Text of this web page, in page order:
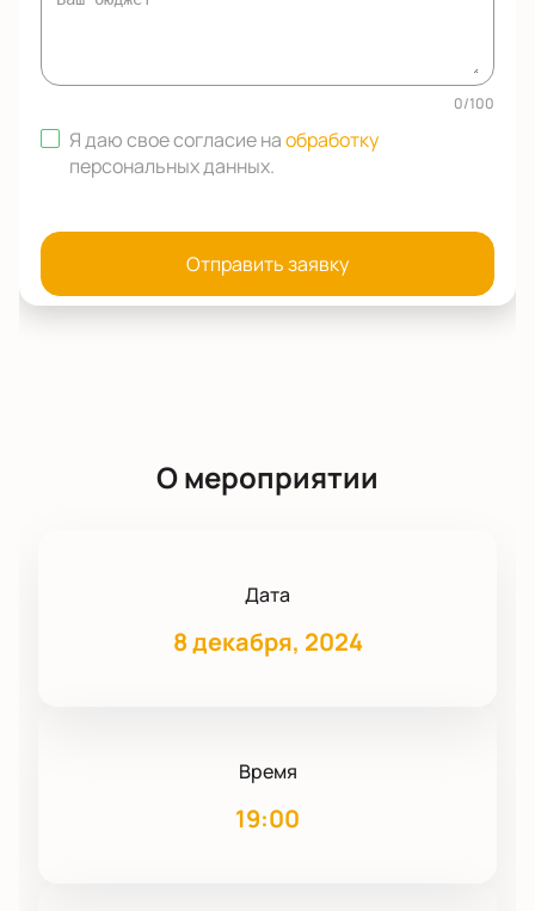
0/100
Я даю свое согласие наобработку
персональных данных.
Отправить заявку
О мероприятии
Дата
8 декабря, 2024
Время
19:00